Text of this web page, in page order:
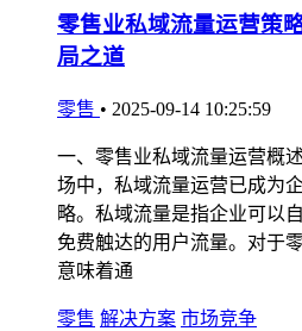
零售业私域流量运营策
局之道
零售 • 2025-09-14 10:25:59
一、零售业私域流量运营概
场中，私域流量运营已成为
略。私域流量是指企业可以
免费触达的用户流量。对于
意味着通
零售 解决方案 市场竞争